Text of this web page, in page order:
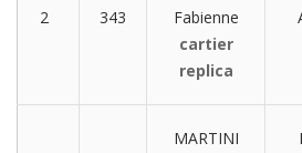
2 343
Fabienne
cartier
replica
MARTINI